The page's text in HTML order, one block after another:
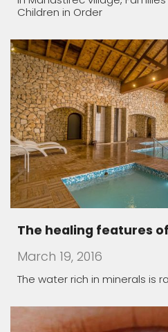
The healing features
March 19, 2016
The water rich in minerals is